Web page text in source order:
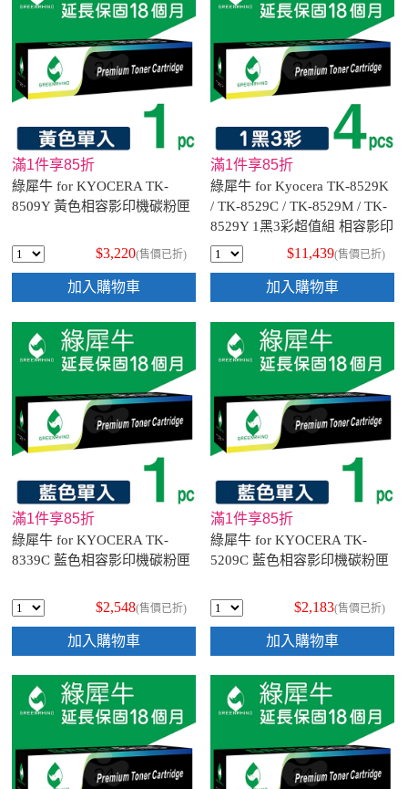
滿1件享85折
綠犀牛 for KYOCERA TK-
8509Y 黃色相容影印機碳粉匣
$3,220(售價已折)
加入購物車
滿1件享85折
綠犀牛 for Kyocera TK-8529K
/ TK-8529C / TK-8529M / TK-
8529Y 1黑3彩超值組 相容影印
機碳粉匣
$11,439(售價已折)
加入購物車
滿1件享85折
綠犀牛 for KYOCERA TK-
8339C 藍色相容影印機碳粉匣
$2,548(售價已折)
加入購物車
滿1件享85折
綠犀牛 for KYOCERA TK-
5209C 藍色相容影印機碳粉匣
$2,183(售價已折)
加入購物車